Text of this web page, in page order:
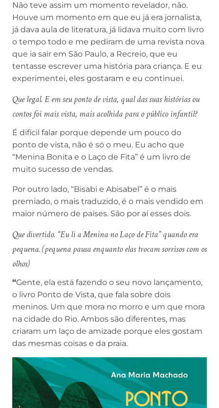
Não teve assim um momento revelador, não.
Houve um momento em que eu já era jornalista,
já dava aula de literatura, já lidava muito com livro
o tempo todo e me pediram de uma revista nova
que ia sair em São Paulo, a Recreio, que eu
tentasse escrever uma história para criança. E eu
experimentei, eles gostaram e eu continuei.
Que legal. E em seu ponto de vista, qual das suas histórias ou
contos foi mais vista, mais acolhida para o público infantil?
É difícil falar porque depende um pouco do
ponto de vista, não é só o meu. Eu acho que
“Menina Bonita e o Laço de Fita” é um livro de
muito sucesso de vendas.
Por outro lado, “Bisabi e Abisabel” é o mais
premiado, o mais traduzido, é o mais vendido em
maior número de países. São por aí esses dois.
Que divertido. “Eu li a Menina no Laço de Fita” quando era
pequena. (pequena pausa enquanto elas trocam sorrisos com os
olhos)
“Gente, ela está fazendo o seu novo lançamento,
o livro Ponto de Vista, que fala sobre dois
meninos. Um que mora no morro e um que mora
na cidade do Rio. Ambos são diferentes, mas
criaram um laço de amizade porque eles gostam
das mesmas coisas e da praia.